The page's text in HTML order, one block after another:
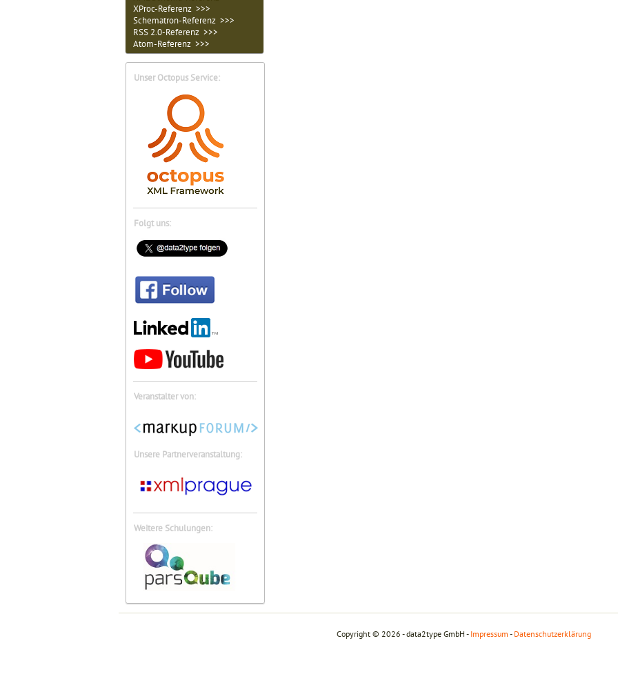
XProc-Referenz >>>
Schematron-Referenz >>>
RSS 2.0-Referenz >>>
Atom-Referenz >>>
Unser Octopus Service:
Folgt uns:
Veranstalter von:
Unsere Partnerveranstaltung:
Weitere Schulungen:
Copyright © 2026 - data2type GmbH - Impressum - Datenschutzerklärung